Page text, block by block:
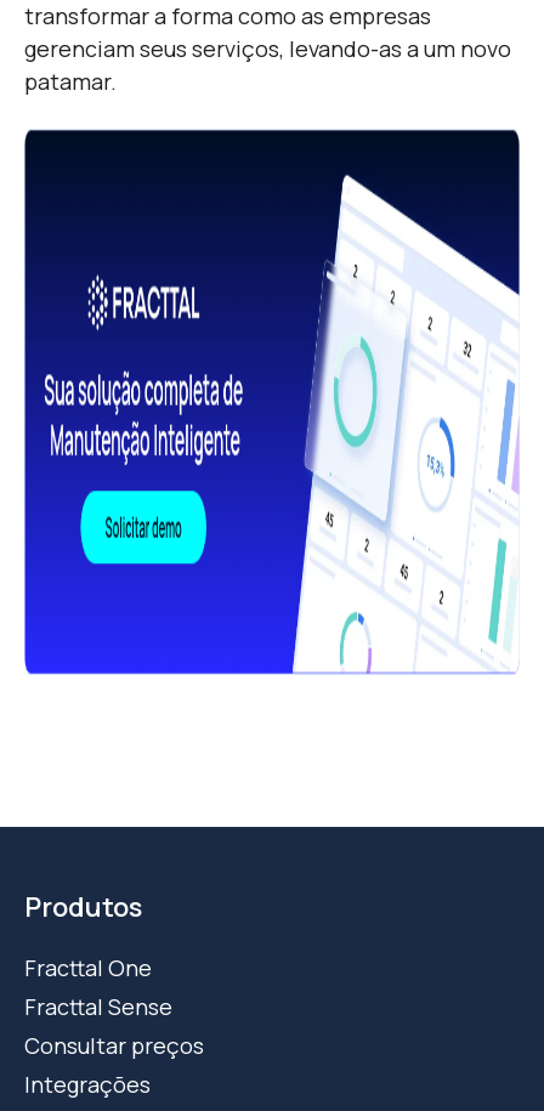
transformar a forma como as empresas
gerenciam seus serviços, levando-as a um novo
patamar.
Produtos
Fracttal One
Fracttal Sense
Consultar preços
Integrações